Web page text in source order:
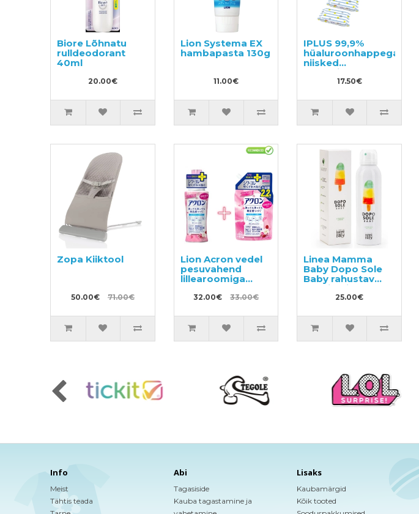
Biore Lõhnatu
rulldeodorant
40ml
20.00€
Lion Systema EX
hambapasta 130g
11.00€
IPLUS 99,9%
hüaluroonhappega
niisked
salvrätikud
beebile 480tk
17.50€
Zopa Kiiktool
50.00€ 71.00€
Lion Acron vedel
pesuvahend
lillearoomiga
täitepakend
32.00€ 33.00€
Linea Mamma
Baby Dopo Sole
Baby rahustav
päevitusjärgne
emulsioon
sääskede eest
150ml
25.00€
Info
Meist
Tähtis teada
Abi
Tagasiside
Kauba tagastamine ja
Lisaks
Kaubamärgid
Kõik tooted